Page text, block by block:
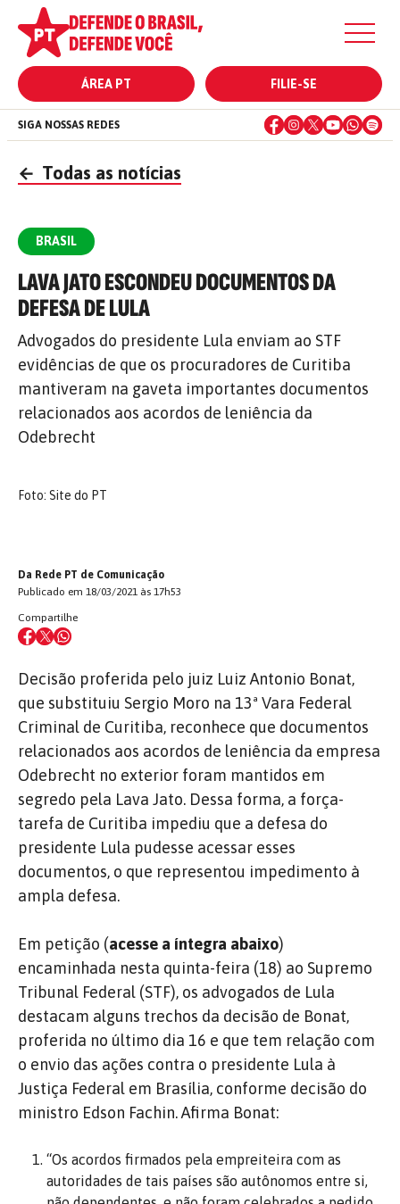
ÁREA PT FILIE-SE
SIGA NOSSAS REDES
← Todas as notícias
BRASIL
LAVA JATO ESCONDEU DOCUMENTOS DA
DEFESA DE LULA
Advogados do presidente Lula enviam ao STF
evidências de que os procuradores de Curitiba
mantiveram na gaveta importantes documentos
relacionados aos acordos de leniência da
Odebrecht
Foto: Site do PT
Da Rede PT de Comunicação
Publicado em 18/03/2021 às 17h53
Compartilhe
Decisão proferida pelo juiz Luiz Antonio Bonat,
que substituiu Sergio Moro na 13ª Vara Federal
Criminal de Curitiba, reconhece que documentos
relacionados aos acordos de leniência da empresa
Odebrecht no exterior foram mantidos em
segredo pela Lava Jato. Dessa forma, a força-
tarefa de Curitiba impediu que a defesa do
presidente Lula pudesse acessar esses
documentos, o que representou impedimento à
ampla defesa.
Em petição (acesse a íntegra abaixo)
encaminhada nesta quinta-feira (18) ao Supremo
Tribunal Federal (STF), os advogados de Lula
destacam alguns trechos da decisão de Bonat,
proferida no último dia 16 e que tem relação com
o envio das ações contra o presidente Lula à
Justiça Federal em Brasília, conforme decisão do
ministro Edson Fachin. Afirma Bonat:
“Os acordos firmados pela empreiteira com as
autoridades de tais países são autônomos entre si,